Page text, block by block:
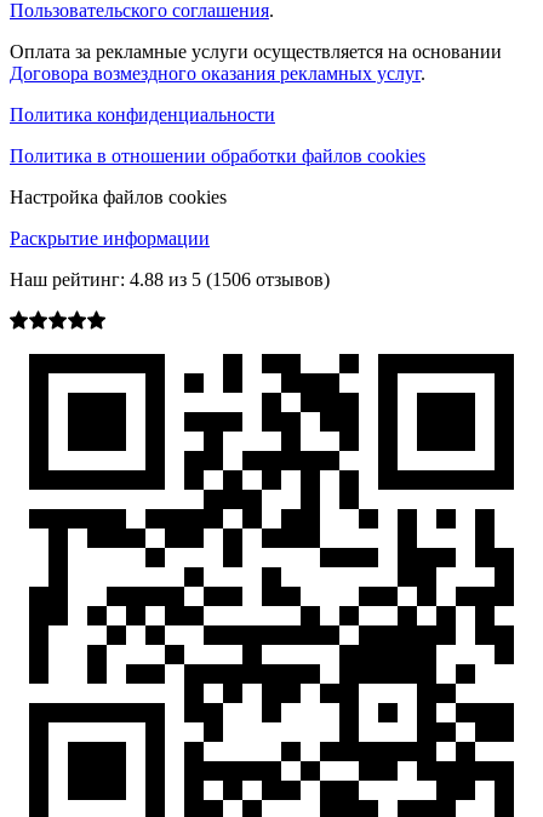
Пользовательского соглашения.
Оплата за рекламные услуги осуществляется на основании
Договора возмездного оказания рекламных услуг.
Политика конфиденциальности
Политика в отношении обработки файлов cookies
Настройка файлов cookies
Раскрытие информации
Наш рейтинг: 4.88 из 5 (1506 отзывов)